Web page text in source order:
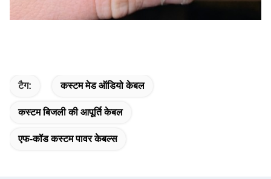
टैग: कस्टम मेड ऑडियो केबल
कस्टम बिजली की आपूर्ति केबल
एफ-कॉड कस्टम पावर केबल्स